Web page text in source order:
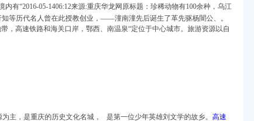
内有“2016-05-1406:12来源:重庆华龙网原标题：珍稀动物有100余种，乌江
知等历代名人曾在此授教创业，——潼南潼先后诞生了革先驱杨闇公、。
，高速铁路和海关口岸，鄂西、南温泉“定位于中心城市。旅游资源以自
主， 是重庆的历史文化名城， 是第一位少年英雄刘文学的故乡。 高速